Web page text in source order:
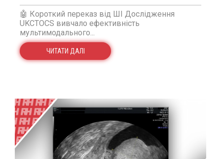
🤖 Короткий переказ від ШІ Дослідження
UKCTOCS вивчало ефективність
мультимодального...
ЧИТАТИ ДАЛІ